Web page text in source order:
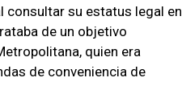
consultar su estatus legal en
de un objetivo
quien era
de conveniencia de